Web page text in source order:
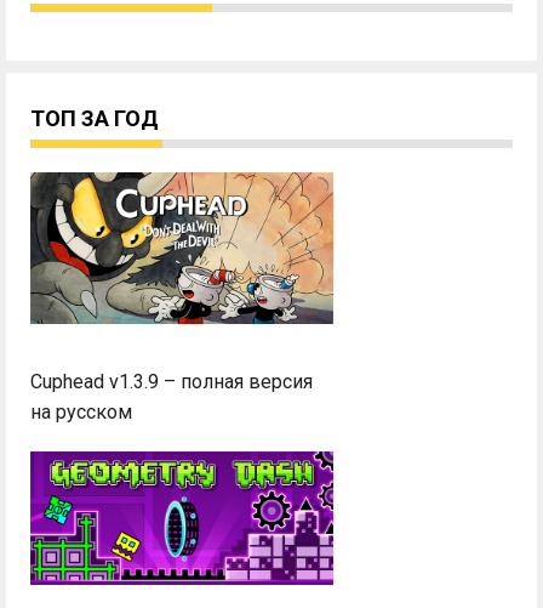
ТОП ЗА ГОД
Cuphead v1.3.9 – полная версия
на русском